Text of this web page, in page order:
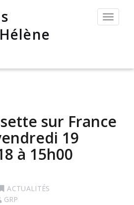
sur France
19
à 15h00
ACTUALITÉS
GRP